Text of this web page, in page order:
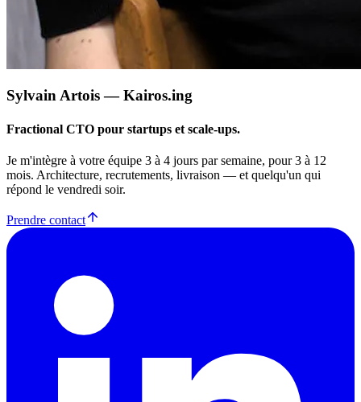
Sylvain Artois — Kairos.ing
Fractional CTO pour startups et scale-ups.
Je m'intègre à votre équipe 3 à 4 jours par semaine, pour 3 à 12
mois. Architecture, recrutements, livraison — et quelqu'un qui
répond le vendredi soir.
Prendre contact